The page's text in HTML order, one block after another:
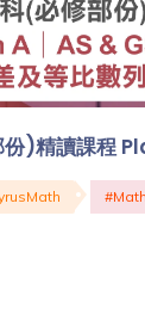
)精讀課程
#Math